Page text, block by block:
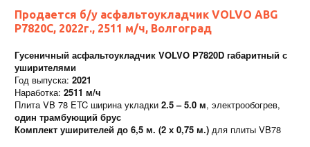
Продается б/у асфальтоукладчик VOLVO ABG
P7820C, 2022г., 2511 м/ч, Волгоград
Гусеничный асфальтоукладчик VOLVO P7820D габаритный с
уширителями
​Год выпуска: 2021 ​
Наработка: 2511 м/ч ​
Плита VB 78 ETC ширина укладки 2.5 – 5.0 м, электрообогрев,
один трамбующий брус
Комплект уширителей до 6,5 м. (2 х 0,75 м.) для плиты VB78 ​